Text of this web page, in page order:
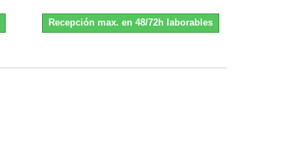
Recepción max. en 48/72h laborables